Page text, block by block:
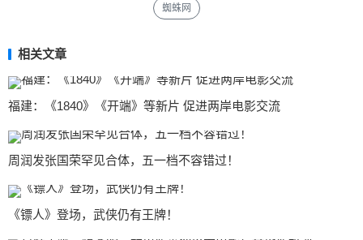
蜘蛛网
相关文章
福建：《1840》《开端》等新片 促进两岸电影交流
周润发张国荣罕见合体，五一档不容错过！
《镖人》登场，武侠仍有王牌！